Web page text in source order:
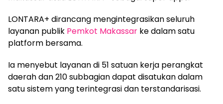
LONTARA+ dirancang mengintegrasikan seluruh
layanan publik Pemkot Makassar ke dalam satu
platform bersama.
Ia menyebut layanan di 51 satuan kerja perangkat
daerah dan 210 subbagian dapat disatukan dalam
satu sistem yang terintegrasi dan terstandarisasi.